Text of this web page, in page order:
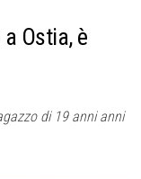
Ostia, è
di 19 anni anni